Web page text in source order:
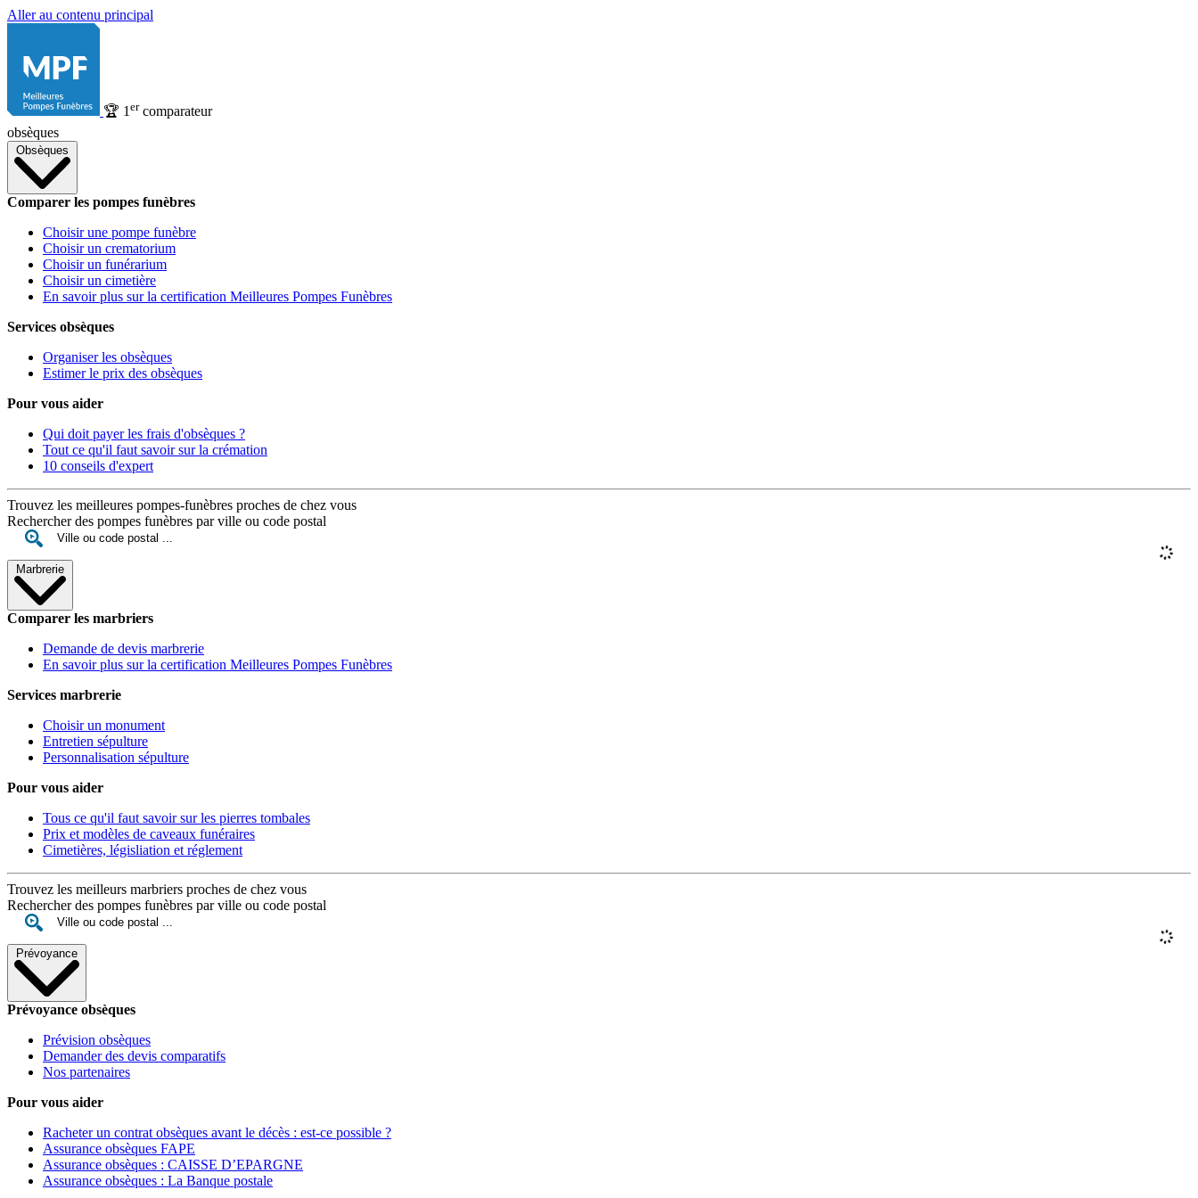
Aller au contenu principal
🏆 1 ercomparateur
obsèques
Obsèques
Comparer les pompes funèbres
Choisir une pompe funèbre
Choisir un crematorium
Choisir un funérarium
Choisir un cimetière
En savoir plus sur la certification Meilleures Pompes Funèbres
Services obsèques
Organiser les obsèques
Estimer le prix des obsèques
Pour vous aider
Qui doit payer les frais d'obsèques ?
Tout ce qu'il faut savoir sur la crémation
10 conseils d'expert
Trouvez les meilleures pompes-funèbres proches de chez vous
Rechercher des pompes funèbres par ville ou code postal
Marbrerie
Comparer les marbriers
Demande de devis marbrerie
En savoir plus sur la certification Meilleures Pompes Funèbres
Services marbrerie
Choisir un monument
Entretien sépulture
Personnalisation sépulture
Pour vous aider
Tous ce qu'il faut savoir sur les pierres tombales
Prix et modèles de caveaux funéraires
Cimetières, législiation et réglement
Trouvez les meilleurs marbriers proches de chez vous
Rechercher des pompes funèbres par ville ou code postal
Prévoyance
Prévoyance obsèques
Prévision obsèques
Demander des devis comparatifs
Nos partenaires
Pour vous aider
Racheter un contrat obsèques avant le décès : est-ce possible ?
Assurance obsèques FAPE
Assurance obsèques : CAISSE D’EPARGNE
Assurance obsèques : La Banque postale